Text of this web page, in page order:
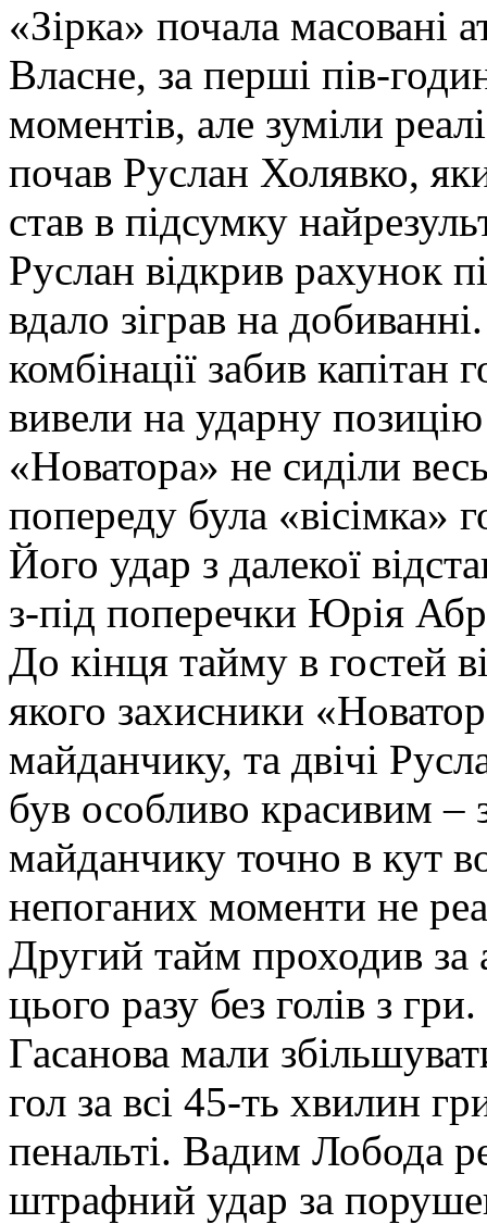
«Зірка» почала масовані
Власне, за перші пів-
моментів, але зуміли
почав Руслан Холявко,
став в підсумку
Руслан відкрив рахунок
вдало зіграв на
комбінації забив
вивели на ударну
«Новатора» не сиділи
попереду була «вісімка»
Його удар з далекої
з-під поперечки Юрія
До кінця тайму в гостей
якого захисники
майданчику, та двічі
був особливо красивим
майданчику точно в кут
непоганих моменти не
Другий тайм проходив за
цього разу без голів з
Гасанова мали
гол за всі 45-ть хвилин
пенальті. Вадим Лобода
штрафний удар за